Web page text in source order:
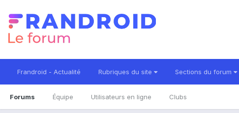
Frandroid - Actualité Rubriques du site Sections du forum
Forums Équipe Utilisateurs en ligne Clubs